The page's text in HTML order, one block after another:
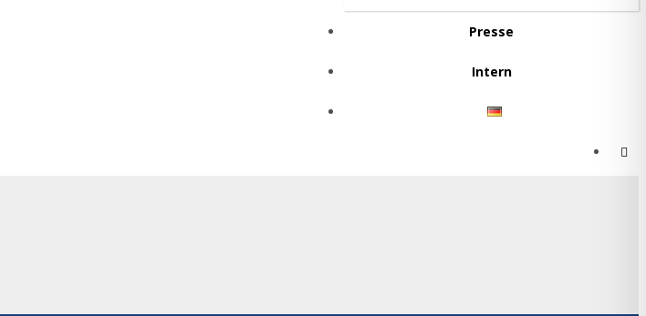
Presse
Intern